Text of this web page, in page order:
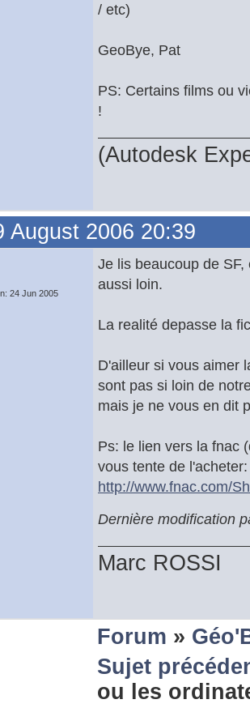
/ etc)
GeoBye, Pat
PS: Certains films ou
!
(Autodesk
August 2006 20:39
24 Jun 2005
Je lis beaucoup de
aussi loin.
La realité depasse la
D'ailleur si vous aimer
sont pas si loin de
mais je ne vous en dit
Ps: le lien vers la fnac
vous tente de l'acheter:
http://www.fnac.com/
Dernière modification
Marc ROSSI
Forum »
Sujet
ou les